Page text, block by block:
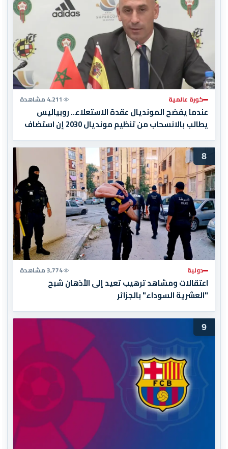
كورة عالمية 4,211 مشاهدة
عندما يفضح المونديال عقدة الاستعلاء.. روبياليس
يطالب بالانسحاب من تنظيم مونديال 2030 إن استضاف
المغرب المباراة النهائية!
8
دولية 3,774 مشاهدة
اعتقالات ومشاهد ترهيب تعيد إلى الأذهان شبح
"العشرية السوداء" بالجزائر
9